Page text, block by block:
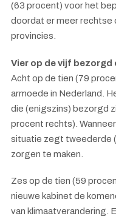
(63 procent) voor het
doordat er meer rechtse
provincies.
Vier op de vijf bezorgd
Acht op de tien (79
armoede in Nederland.
die (enigszins) bezorgd
procent rechts).
situatie zegt tweederde
zorgen te maken.
Zes op de tien (59
nieuwe kabinet de
van klimaatverandering.